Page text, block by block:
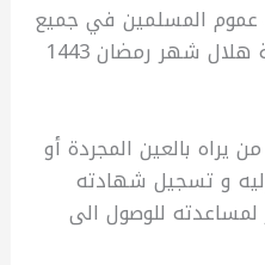
عموم المسلمين في جميع
انحاء المملكة الى تحري رؤية هلال شهر رمضان 1443
يراه بالعين المجردة أو
و تسجيل شهادته
لمساعدته للوصول الى